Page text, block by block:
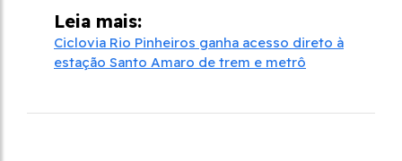
Leia mais:
Ciclovia Rio Pinheiros ganha acesso direto à
estação Santo Amaro de trem e metrô